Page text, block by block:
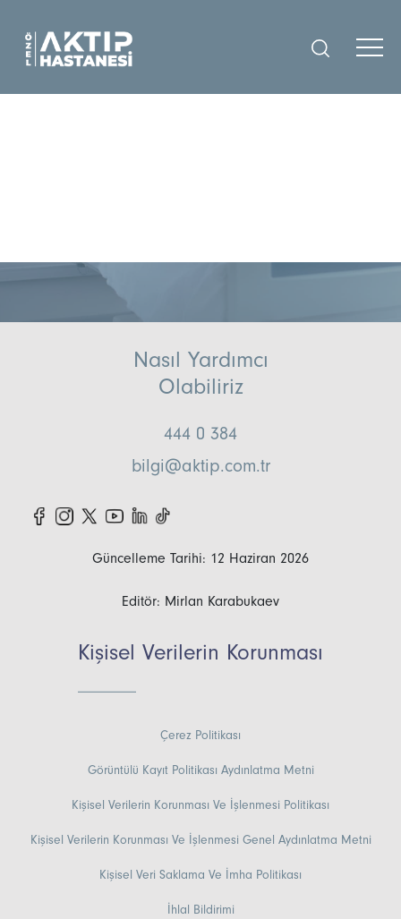
444 0 384 · aktip.com.tr
Nasıl Yardımcı
Olabiliriz
444 0 384
bilgi@aktip.com.tr
Güncelleme Tarihi: 12 Haziran 2026
Editör: Mirlan Karabukaev
Kişisel Verilerin Korunması
Çerez Politikası
Görüntülü Kayıt Politikası Aydınlatma Metni
Kişisel Verilerin Korunması Ve İşlenmesi Politikası
Kişisel Verilerin Korunması Ve İşlenmesi Genel Aydınlatma Metni
Kişisel Veri Saklama Ve İmha Politikası
İhlal Bildirimi